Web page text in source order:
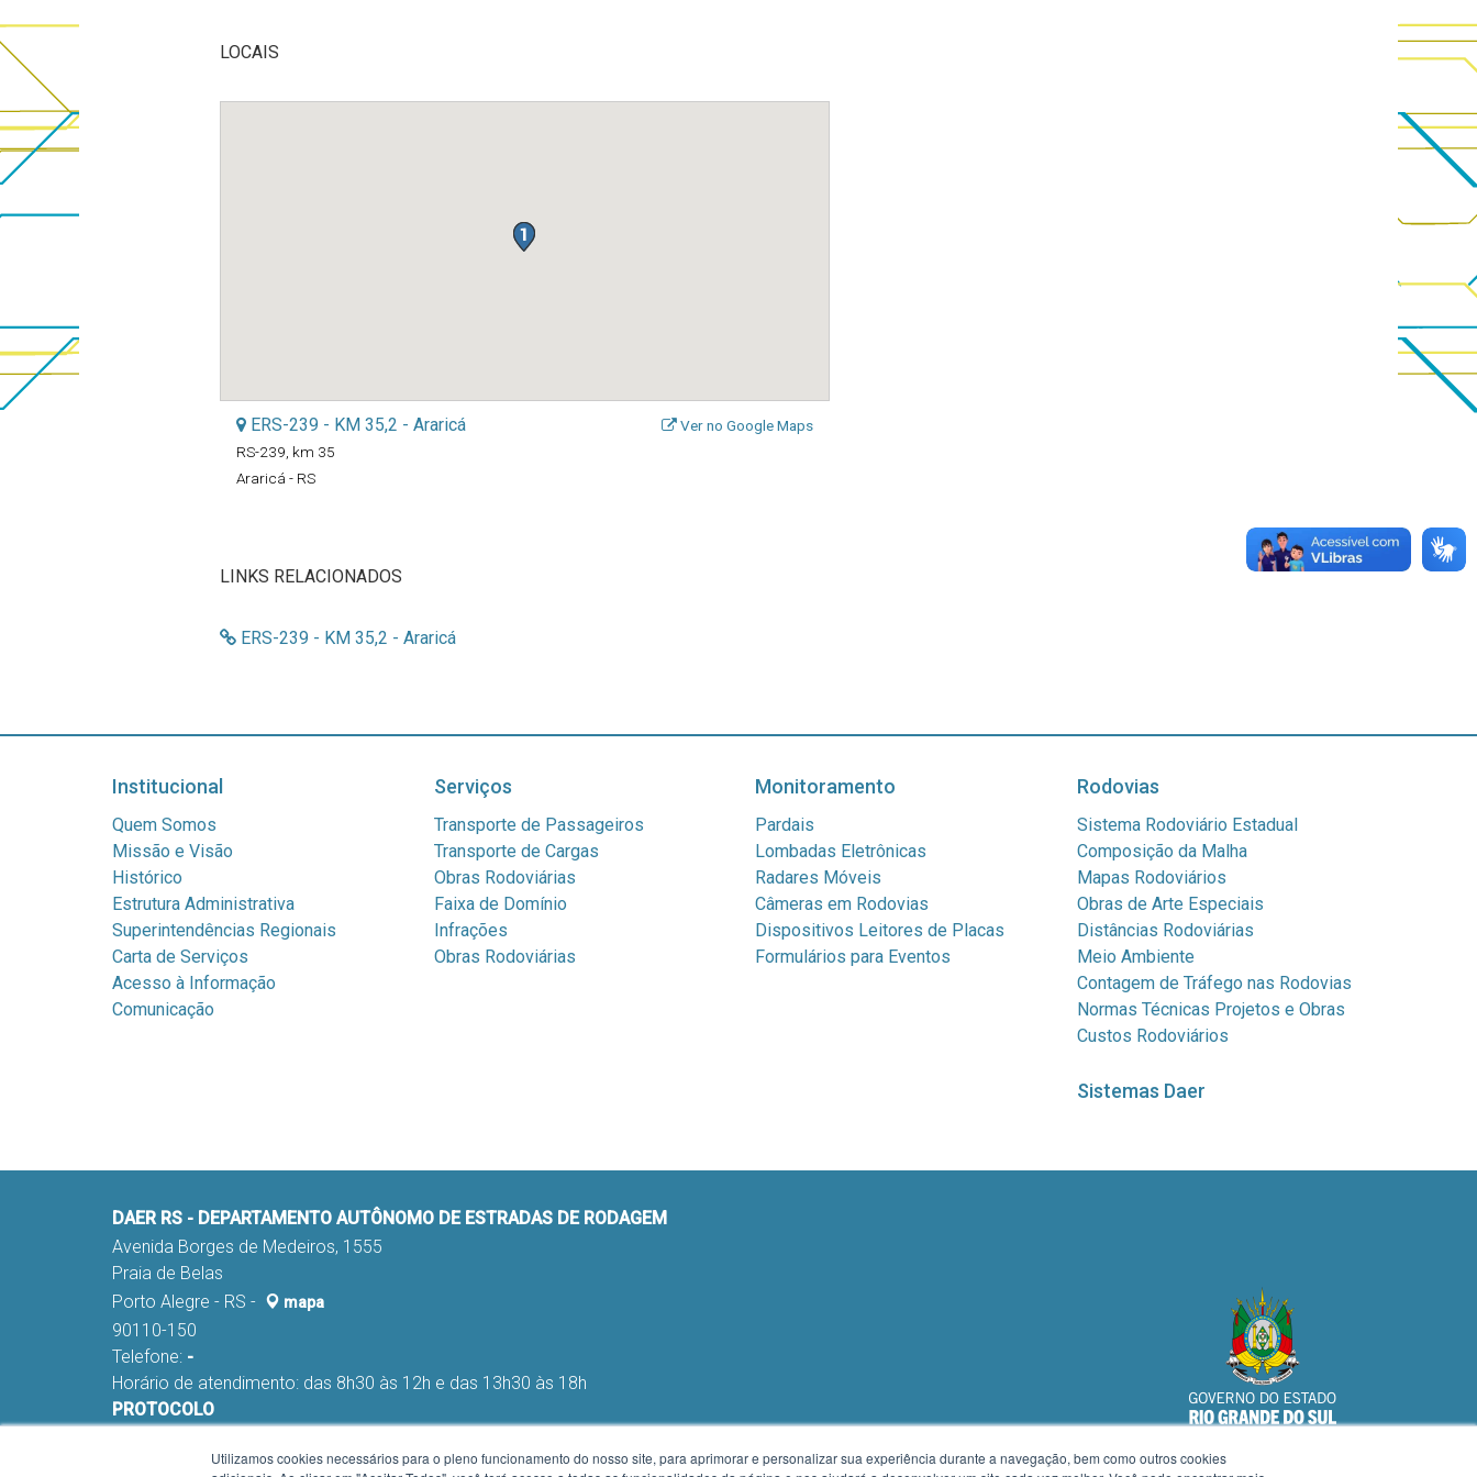
LOCAIS
ERS-239 - KM 35,2 - Araricá
RS-239, km 35
Araricá - RS
Ver no Google Maps
LINKS RELACIONADOS
ERS-239 - KM 35,2 - Araricá
Institucional
Quem Somos
Missão e Visão
Histórico
Estrutura Administrativa
Superintendências Regionais
Carta de Serviços
Acesso à Informação
Comunicação
Serviços
Transporte de Passageiros
Transporte de Cargas
Obras Rodoviárias
Faixa de Domínio
Infrações
Obras Rodoviárias
Monitoramento
Pardais
Lombadas Eletrônicas
Radares Móveis
Câmeras em Rodovias
Dispositivos Leitores de Placas
Formulários para Eventos
Rodovias
Sistema Rodoviário Estadual
Composição da Malha
Mapas Rodoviários
Obras de Arte Especiais
Distâncias Rodoviárias
Meio Ambiente
Contagem de Tráfego nas Rodovias
Normas Técnicas Projetos e Obras
Custos Rodoviários
Sistemas Daer
DAER RS - DEPARTAMENTO AUTÔNOMO DE ESTRADAS DE RODAGEM
Avenida Borges de Medeiros, 1555
Praia de Belas
Porto Alegre - RS -
mapa
90110-150
Telefone: -
Horário de atendimento: das 8h30 às 12h e das 13h30 às 18h
PROTOCOLO
nca-proa@daer.rs.gov.br
Utilizamos cookies necessários para o pleno funcionamento do nosso site, para aprimorar e personalizar sua experiência durante a navegação, bem como outros cookies